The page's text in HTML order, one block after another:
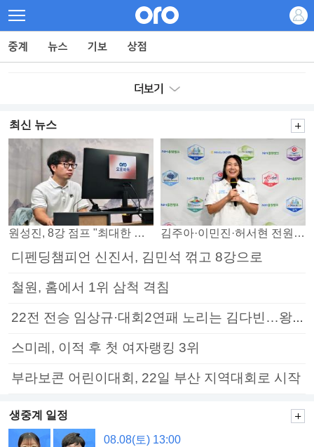
최신 뉴스
원성진, 8강 점프 "최대한 승자조에서 버티겠다" 김주아·이민진·허서현 전원 승리… 평택, 부안 꺾고 5연승
디펜딩챔피언 신진서, 김민석 꺾고 8강으로
철원, 홈에서 1위 삼척 격침
22전 전승 임상규·대회2연패 노리는 김다빈…왕중왕전 16강 7일부터
스미레, 이적 후 첫 여자랭킹 3위
부라보콘 어린이대회, 22일 부산 지역대회로 시작
생중계 일정
08.08(토) 13:00